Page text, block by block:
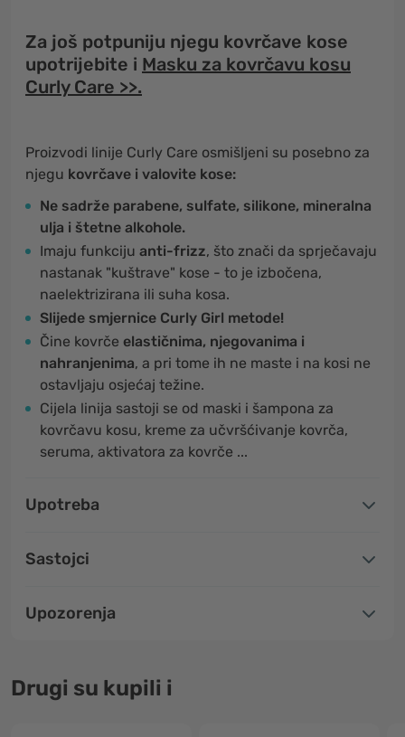
Za još potpuniju njegu kovrčave kose
upotrijebite i Masku za kovrčavu kosu
Curly Care >>.
Proizvodi linije Curly Care osmišljeni su posebno za
njegu kovrčave i valovite kose:
Ne sadrže parabene, sulfate, silikone, mineralna
ulja i štetne alkohole.
Imaju funkciju anti-frizz, što znači da sprječavaju
nastanak "kuštrave" kose - to je izbočena,
naelektrizirana ili suha kosa.
Slijede smjernice Curly Girl metode!
Čine kovrče elastičnima, njegovanima i
nahranjenima, a pri tome ih ne maste i na kosi ne
ostavljaju osjećaj težine.
Cijela linija sastoji se od maski i šampona za
kovrčavu kosu, kreme za učvršćivanje kovrča,
seruma, aktivatora za kovrče ...
Upotreba
Sastojci
Upozorenja
Drugi su kupili i